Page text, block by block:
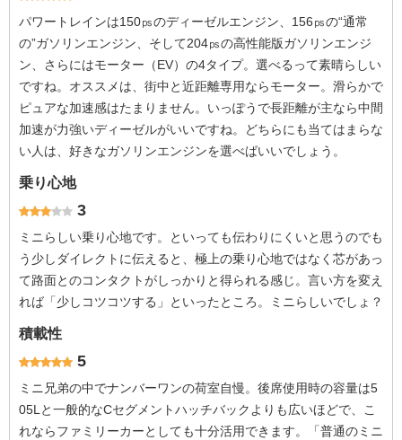
パワートレインは150㎰のディーゼルエンジン、156㎰の“通常
の”ガソリンエンジン、そして204㎰の高性能版ガソリンエンジ
ン、さらにはモーター（EV）の4タイプ。選べるって素晴らしい
ですね。オススメは、街中と近距離専用ならモーター。滑らかで
ピュアな加速感はたまりません。いっぽうで長距離が主なら中間
加速が力強いディーゼルがいいですね。どちらにも当てはまらな
い人は、好きなガソリンエンジンを選べばいいでしょう。
乗り心地
3
ミニらしい乗り心地です。といっても伝わりにくいと思うのでも
う少しダイレクトに伝えると、極上の乗り心地ではなく芯があっ
て路面とのコンタクトがしっかりと得られる感じ。言い方を変え
れば「少しコツコツする」といったところ。ミニらしいでしょ？
積載性
5
ミニ兄弟の中でナンバーワンの荷室自慢。後席使用時の容量は5
05Lと一般的なCセグメントハッチバックよりも広いほどで、こ
れならファミリーカーとしても十分活用できます。「普通のミニ